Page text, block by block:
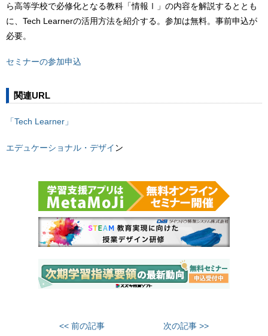
ら高等学校で必修化となる教科「情報Ⅰ」の内容を解説するととも
に、Tech Learnerの活用方法を紹介する。参加は無料。事前申込が
必要。
セミナーの参加申込
関連URL
「Tech Learner」
エデュケーショナル・デザイ ン
<< 前の記事 次の記事 >>